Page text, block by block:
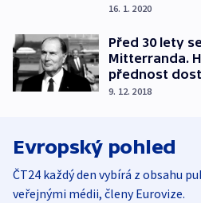
16. 1. 2020
Před 30 lety
Mitterranda.
přednost
9. 12. 2018
Evropský pohled
ČT24 každý den vybírá z obsahu
veřejnými médii, členy Eurovize.